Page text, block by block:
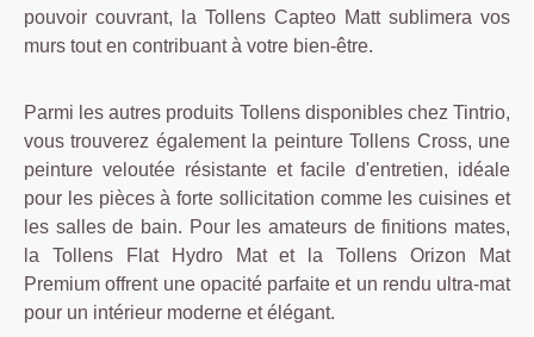
pouvoir couvrant, la Tollens Capteo Matt sublimera vos
murs tout en contribuant à votre bien-être.
Parmi les autres produits Tollens disponibles chez Tintrio,
vous trouverez également la peinture Tollens Cross, une
peinture veloutée résistante et facile d'entretien, idéale
pour les pièces à forte sollicitation comme les cuisines et
les salles de bain. Pour les amateurs de finitions mates,
la Tollens Flat Hydro Mat et la Tollens Orizon Mat
Premium offrent une opacité parfaite et un rendu ultra-mat
pour un intérieur moderne et élégant.